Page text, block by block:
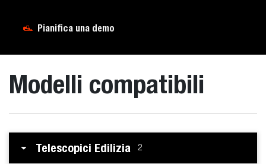
Pianifica una demo
Modelli compatibili
Telescopici Edilizia 2